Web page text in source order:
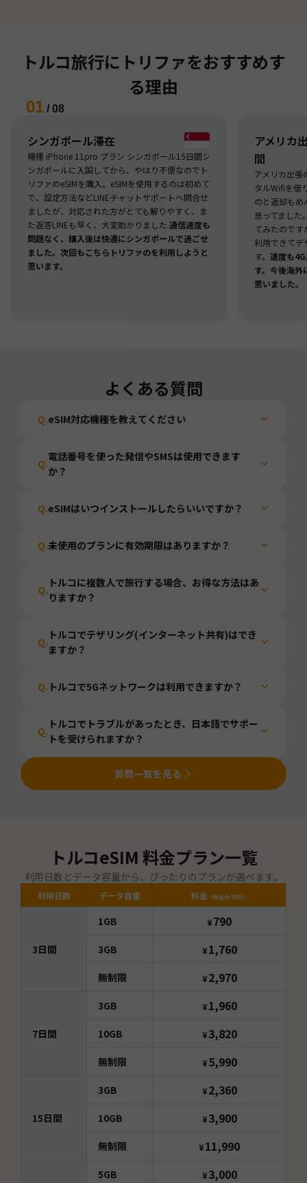
トルコ旅行にトリファをおすすめす
る理由
01 / 08
シンガポール滞在
機種 iPhone 11pro プラン シンガポール15日間シ
ンガポールに入国してから、やはり不便なのでト
リファのeSIMを購入。eSIMを使用するのは初めて
で、設定方法などLINEチャットサポートへ問合せ
ましたが、対応された方がとても解りやすく、ま
た返答LINEも早く、大変助かりました.通信速度も
問題なく、購入後は快適にシンガポールで過ごせ
ました。次回もこちらトリファのを利用しようと
思います。
アメリカ
間
アメリカ出張
タルWifiを借
のと返却もめ
思ってまし
てみたのです
利用できてデ
す。 速度も
す。今後海外
思いました。
よくある質問
Q.eSIM対応機種を教えてください
Q.
電話番号を使った発信やSMSは使用できます
か？
Q.eSIMはいつインストールしたらいいですか？
Q.未使用のプランに有効期限はありますか？
Q.
トルコに複数人で旅行する場合、お得な方法はあ
りますか？
Q.
トルコでテザリング(インターネット共有)はでき
ますか？
Q. トルコで5Gネットワークは利用できますか？
Q.
トルコでトラブルがあったとき、日本語でサポー
トを受けられますか？
質問一覧を見る
トルコeSIM 料金プラン一覧
利用日数とデータ容量から、ぴったりのプランが選べます。
利用日数 データ容量 料金 （税込み/日別）
3日間
1GB ¥790
3GB ¥ 1,760
無制限 ¥ 2,970
7日間
3GB ¥ 1,960
10GB ¥ 3,820
無制限 ¥ 5,990
15日間
3GB ¥ 2,360
10GB ¥ 3,900
無制限 ¥11,990
5GB ¥ 3,000